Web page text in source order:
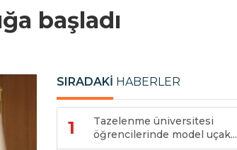
başladı
SIRADAKİ HABERLER
1
Tazelenme üniversitesi
öğrencilerinde model uçak...